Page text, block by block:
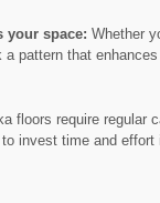
your space: Whether
pattern ⁢that
floors require regular
invest time and